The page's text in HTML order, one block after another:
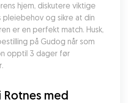
hjem, diskutere viktige
pleiebehov og sikre at din
er en perfekt match. Husk,
på Gudog når som
opptil 3 dager før
Rotnes med